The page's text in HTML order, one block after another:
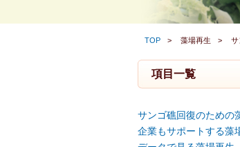
TOP 藻場再生 サ
項目一覧
サンゴ礁回復のための
企業もサポートする藻